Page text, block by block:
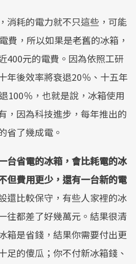
消耗的電力就不只這些，可能
費，所以如果是老舊的冰箱，
400元的電費。因為依照工研
年後效率將衰退20％、十五年
100％，也就是說，冰箱使用
，因為科技進步，每年推出的
省了幾成電。
台省電的冰箱，會比耗電的冰
但費用更少，還有一台新的電
還比較保守，有些人家裡的冰
往都差了好幾萬元。結果很清
箱是省錢，結果你需要付出更
足的傻瓜；你不付新冰箱錢、